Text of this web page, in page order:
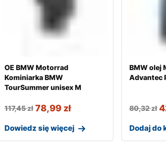
OE BMW Motorrad
Kominiarka BMW
TourSummer unisex M
117,45zł 78,99 zł
Dowiedz się więcej
BMW olej
Advantec
80,32zł
Dodaj do